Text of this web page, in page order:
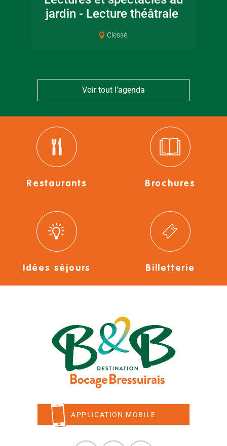
jardin - Lecture théâtrale
Clessé
Voir tout l'agenda
Restaurants Brochures
Idées séjours Billetterie
APPLICATION MOBILE